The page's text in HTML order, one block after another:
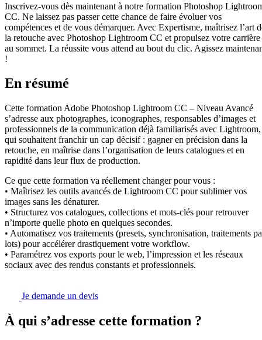
Inscrivez-vous dès maintenant à notre formation Photoshop
CC. Ne laissez pas passer cette chance de faire évoluer vos
compétences et de vous démarquer. Avec Expertisme, maîtrisez l’art
la retouche avec Photoshop Lightroom CC et propulsez votre carrière
au sommet. La réussite vous attend au bout du clic. Agissez
!
En résumé
Cette formation Adobe Photoshop Lightroom CC – Niveau Avancé
s’adresse aux photographes, iconographes, responsables d’images et
professionnels de la communication déjà familiarisés avec Lightroom,
qui souhaitent franchir un cap décisif : gagner en précision dans la
retouche, en maîtrise dans l’organisation de leurs catalogues et en
rapidité dans leur flux de production.
Ce que cette formation va réellement changer pour vous :
• Maîtrisez les outils avancés de Lightroom CC pour sublimer vos
images sans les dénaturer.
• Structurez vos catalogues, collections et mots-clés pour retrouver
n’importe quelle photo en quelques secondes.
• Automatisez vos traitements (presets, synchronisation, traitements
lots) pour accélérer drastiquement votre workflow.
• Paramétrez vos exports pour le web, l’impression et les réseaux
sociaux avec des rendus constants et professionnels.
Je demande un devis
À qui s’adresse cette formation ?